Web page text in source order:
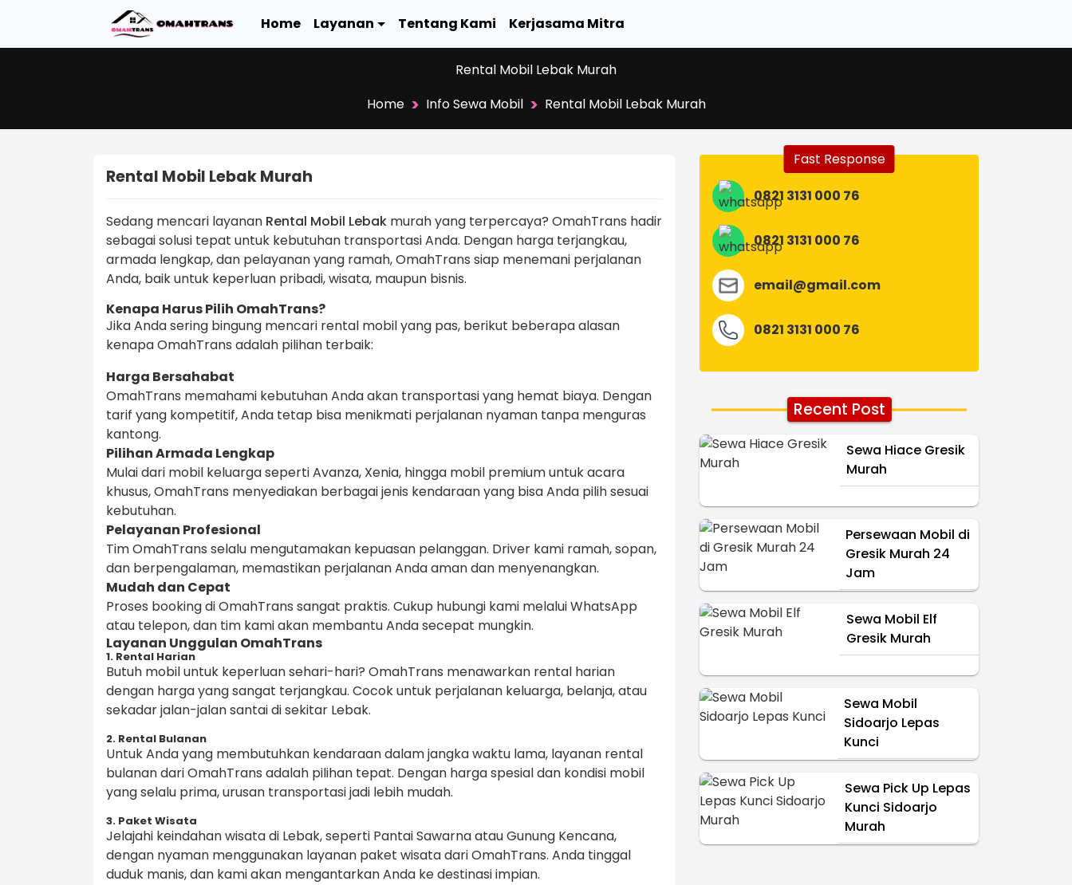
Home Layanan Tentang Kami Kerjasama Mitra
Rental Mobil Lebak Murah
Home > Info Sewa Mobil > Rental Mobil Lebak Murah
Rental Mobil Lebak Murah
Sedang mencari layanan Rental Mobil Lebak murah yang terpercaya? OmahTrans hadir
sebagai solusi tepat untuk kebutuhan transportasi Anda. Dengan harga terjangkau,
armada lengkap, dan pelayanan yang ramah, OmahTrans siap menemani perjalanan
Anda, baik untuk keperluan pribadi, wisata, maupun bisnis.
Kenapa Harus Pilih OmahTrans?
Jika Anda sering bingung mencari rental mobil yang pas, berikut beberapa alasan
kenapa OmahTrans adalah pilihan terbaik:
Harga Bersahabat
OmahTrans memahami kebutuhan Anda akan transportasi yang hemat biaya. Dengan
tarif yang kompetitif, Anda tetap bisa menikmati perjalanan nyaman tanpa menguras
kantong.
Pilihan Armada Lengkap
Mulai dari mobil keluarga seperti Avanza, Xenia, hingga mobil premium untuk acara
khusus, OmahTrans menyediakan berbagai jenis kendaraan yang bisa Anda pilih sesuai
kebutuhan.
Pelayanan Profesional
Tim OmahTrans selalu mengutamakan kepuasan pelanggan. Driver kami ramah, sopan,
dan berpengalaman, memastikan perjalanan Anda aman dan menyenangkan.
Mudah dan Cepat
Proses booking di OmahTrans sangat praktis. Cukup hubungi kami melalui WhatsApp
atau telepon, dan tim kami akan membantu Anda secepat mungkin.
Layanan Unggulan OmahTrans
1. Rental Harian
Butuh mobil untuk keperluan sehari-hari? OmahTrans menawarkan rental harian
dengan harga yang sangat terjangkau. Cocok untuk perjalanan keluarga, belanja, atau
sekadar jalan-jalan santai di sekitar Lebak.
2. Rental Bulanan
Untuk Anda yang membutuhkan kendaraan dalam jangka waktu lama, layanan rental
bulanan dari OmahTrans adalah pilihan tepat. Dengan harga spesial dan kondisi mobil
yang selalu prima, urusan transportasi jadi lebih mudah.
3. Paket Wisata
Jelajahi keindahan wisata di Lebak, seperti Pantai Sawarna atau Gunung Kencana,
dengan nyaman menggunakan layanan paket wisata dari OmahTrans. Anda tinggal
duduk manis, dan kami akan mengantarkan Anda ke destinasi impian.
Fast Response
0821 3131 000 76
0821 3131 000 76
email@gmail.com
0821 3131 000 76
Recent Post
Sewa Hiace Gresik
Murah
Persewaan Mobil di
Gresik Murah 24
Jam
Sewa Mobil Elf
Gresik Murah
Sewa Mobil
Sidoarjo Lepas
Kunci
Sewa Pick Up Lepas
Kunci Sidoarjo
Murah